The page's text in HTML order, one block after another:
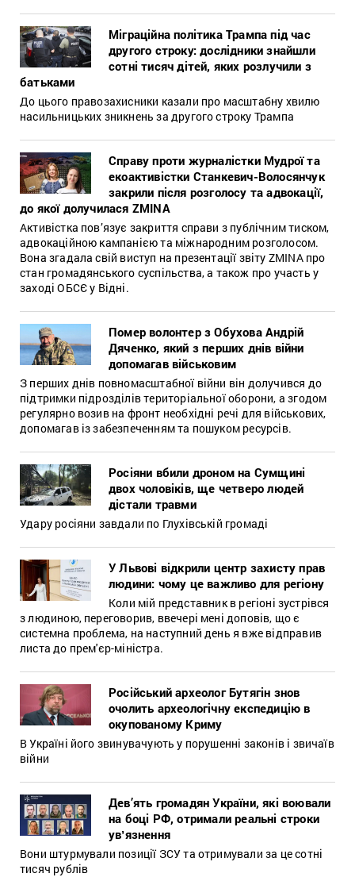
Міграційна політика Трампа під час
другого строку: дослідники знайшли
сотні тисяч дітей, яких розлучили з
батьками
До цього правозахисники казали про масштабну хвилю
насильницьких зникнень за другого строку Трампа
Справу проти журналістки Мудрої та
екоактивістки Станкевич-Волосянчук
закрили після розголосу та адвокації,
до якої долучилася ZMINA
Активістка пов’язує закриття справи з публічним тиском,
адвокаційною кампанією та міжнародним розголосом.
Вона згадала свій виступ на презентації звіту ZMINA про
стан громадянського суспільства, а також про участь у
заході ОБСЄ у Відні.
Помер волонтер з Обухова Андрій
Дяченко, який з перших днів війни
допомагав військовим
З перших днів повномасштабної війни він долучився до
підтримки підрозділів територіальної оборони, а згодом
регулярно возив на фронт необхідні речі для військових,
допомагав із забезпеченням та пошуком ресурсів.
Росіяни вбили дроном на Сумщині
двох чоловіків, ще четверо людей
дістали травми
Удару росіяни завдали по Глухівській громаді
У Львові відкрили центр захисту прав
людини: чому це важливо для регіону
Коли мій представник в регіоні зустрівся
з людиною, переговорив, ввечері мені доповів, що є
системна проблема, на наступний день я вже відправив
листа до прем'єр-міністра.
Російський археолог Бутягін знов
очолить археологічну експедицію в
окупованому Криму
В Україні його звинувачують у порушенні законів і звичаїв
війни
Дев’ять громадян України, які воювали
на боці РФ, отримали реальні строки
увʼязнення
Вони штурмували позиції ЗСУ та отримували за це сотні
тисяч рублів